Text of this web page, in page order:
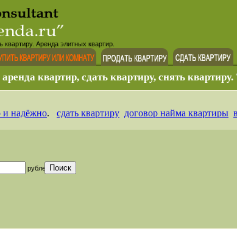
Аренда элитных квартир.
аренда квартир, сдать квартиру, снять
и надёжно. сдать квартиру договор найма квартиры
рублей